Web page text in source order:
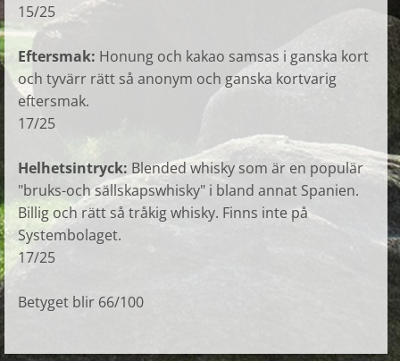
15/25
Eftersmak: Honung och kakao samsas i ganska kort
och tyvärr rätt så anonym och ganska kortvarig
eftersmak.
17/25
Helhetsintryck: Blended whisky som är en populär
"bruks-och sällskapswhisky" i bland annat Spanien.
Billig och rätt så tråkig whisky. Finns inte på
Systembolaget.
17/25
Betyget blir 66/100